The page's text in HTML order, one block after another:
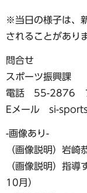
※当日の様子は、
されることがあり
問合せ
スポーツ振興課
電話 55-2876
Eメール si-
-画像あり-
（画像説明）岩崎
（画像説明）指導
10月）